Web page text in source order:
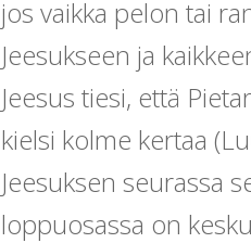
jos vaikka pelon tai
Jeesukseen ja
Jeesus tiesi, että
kielsi kolme kertaa
Jeesuksen seurassa
loppuosassa on